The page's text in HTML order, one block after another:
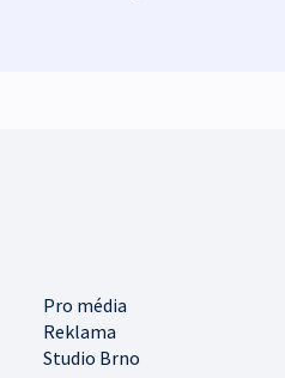
Pro média
Reklama
Studio Brno